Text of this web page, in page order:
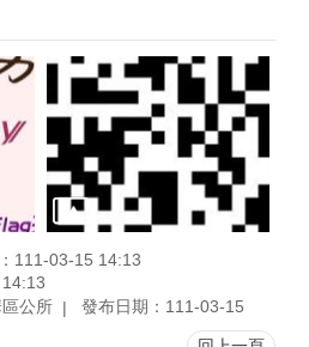
111-03-15 14:13
公所
發布日期：111-03-15